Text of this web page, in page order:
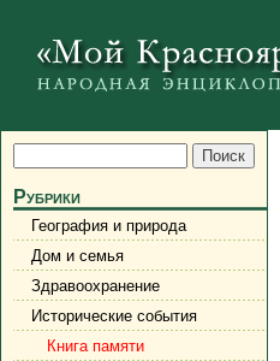
Рубрики
География и природа
Дом и семья
Здравоохранение
Исторические события
Книга памяти